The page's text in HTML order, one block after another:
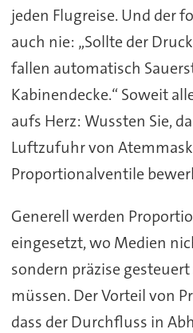
jeden Flugreise. Und der
auch nie: „Sollte der
fallen automatisch
Kabinendecke.“ Soweit
aufs Herz: Wussten Sie,
Luftzufuhr von
Proportionalventile
Generell werden
eingesetzt, wo Medien
sondern präzise
müssen. Der Vorteil von
dass der Durchfluss in